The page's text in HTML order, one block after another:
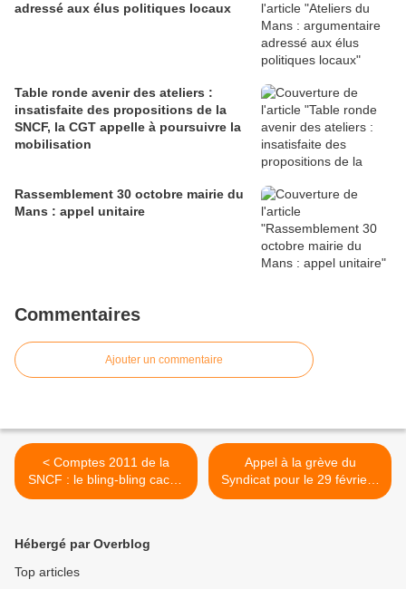
adressé aux élus politiques locaux
Table ronde avenir des ateliers :
insatisfaite des propositions de la
SNCF, la CGT appelle à poursuivre la
mobilisation
Rassemblement 30 octobre mairie du
Mans : appel unitaire
Commentaires
Ajouter un commentaire
< Comptes 2011 de la
SNCF : le bling-bling cache
une arrière-boutique peu
Appel à la grève du
Syndicat pour le 29 février :
trop, c'est trop !!! >
Hébergé par Overblog
Top articles